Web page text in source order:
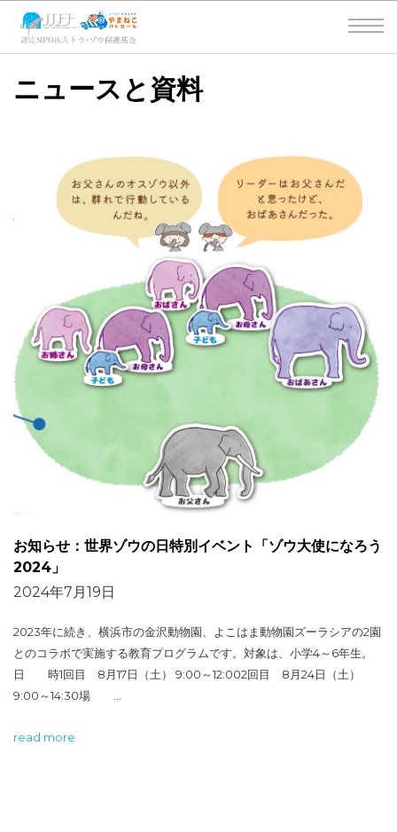
ニュースと資料
お知らせ：世界ゾウの日特別イベント「ゾウ大使になろう
2024」
2024年7月19日
2023年に続き、横浜市の金沢動物園、よこはま動物園ズーラシアの2園
とのコラボで実施する教育プログラムです。対象は、小学4～6年生。
日 時1回目 8月17日（土） 9:00～12:002回目 8月24日（土）
9:00～14:30場 …
read more